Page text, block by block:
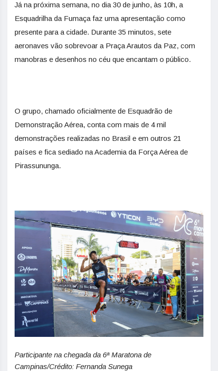
Já na próxima semana, no dia 30 de junho, às 10h, a
Esquadrilha da Fumaça faz uma apresentação como
presente para a cidade. Durante 35 minutos, sete
aeronaves vão sobrevoar a Praça Arautos da Paz, com
manobras e desenhos no céu que encantam o público.
O grupo, chamado oficialmente de Esquadrão de
Demonstração Aérea, conta com mais de 4 mil
demonstrações realizadas no Brasil e em outros 21
países e fica sediado na Academia da Força Aérea de
Pirassununga.
Participante na chegada da 6ª Maratona de
Campinas/Crédito: Fernanda Sunega